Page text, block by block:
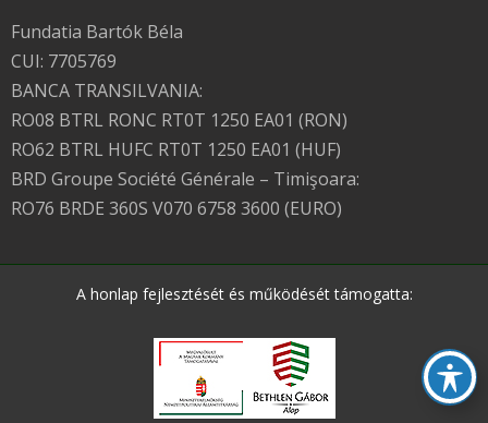
Fundatia Bartók Béla
CUI: 7705769
BANCA TRANSILVANIA:
RO08 BTRL RONC RT0T 1250 EA01 (RON)
RO62 BTRL HUFC RT0T 1250 EA01 (HUF)
BRD Groupe Société Générale – Timişoara:
RO76 BRDE 360S V070 6758 3600 (EURO)
A honlap fejlesztését és működését támogatta: